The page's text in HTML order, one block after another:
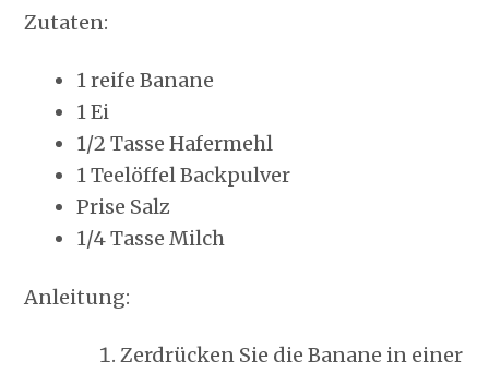
Zutaten:
1 reife Banane
1 Ei
1/2 Tasse Hafermehl
1 Teelöffel Backpulver
Prise Salz
1/4 Tasse Milch
Anleitung:
Zerdrücken Sie die Banane in einer